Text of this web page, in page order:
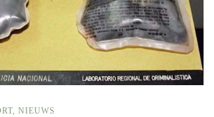
, NIEUWS